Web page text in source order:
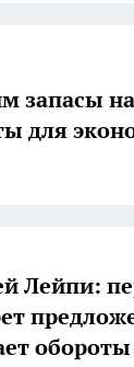
запасы
для
Лейпи:
обороты